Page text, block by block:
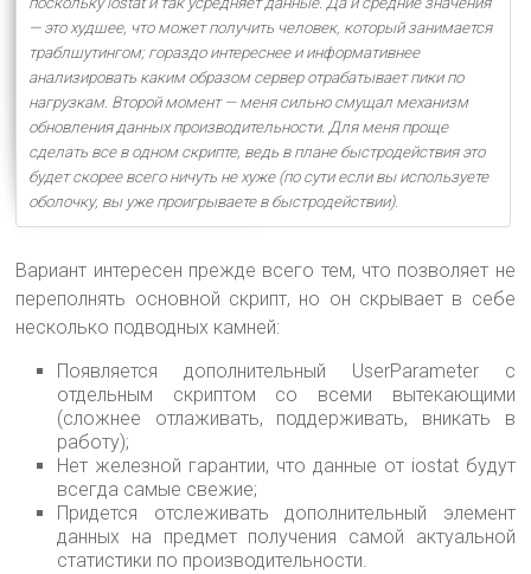
— это худшее, что может получить человек, который занимается
траблшутингом; гораздо интереснее и информативнее
анализировать каким образом сервер отрабатывает пики по
нагрузкам. Второй момент — меня сильно смущал механизм
обновления данных производительности. Для меня проще
сделать все в одном скрипте, ведь в плане быстродействия это
будет скорее всего ничуть не хуже (по сути если вы используете
оболочку, вы уже проигрываете в быстродействии).
Вариант интересен прежде всего тем, что позволяет не
переполнять основной скрипт, но он скрывает в себе
несколько подводных камней:
Появляется дополнительный UserParameter с
отдельным скриптом со всеми вытекающими
(сложнее отлаживать, поддерживать, вникать в
работу);
Нет железной гарантии, что данные от iostat будут
всегда самые свежие;
Придется отслеживать дополнительный элемент
данных на предмет получения самой актуальной
статистики по производительности.